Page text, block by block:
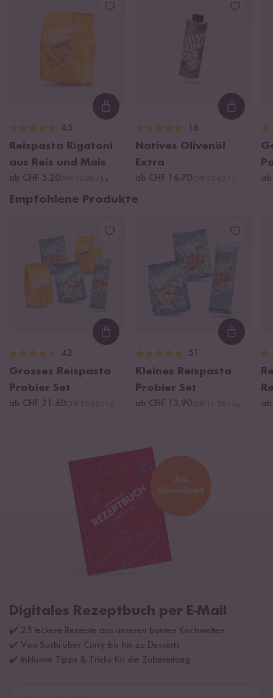
Loading...
45
Reispasta Rigatoni
aus Reis und Mais
ab CHF 5.20
16
Natives Olivenöl
Extra
ab CHF 16.70CHF 33.40 / L ab
Empfohlene Produkte
Loading...
42
Grosses Reispasta
Probier Set
ab CHF 21.60
51
Kleines Reispasta
Probier Set
ab CHF 13.90CHF 11.58 / kg ab
Digitales Rezeptbuch per E-Mail
✔️ 25 leckere Rezepte aus unseren bunten Kochwelten
✔️ Von Sushi über Curry bis hin zu Desserts
✔️ Inklusive Tipps & Tricks für die Zubereitung